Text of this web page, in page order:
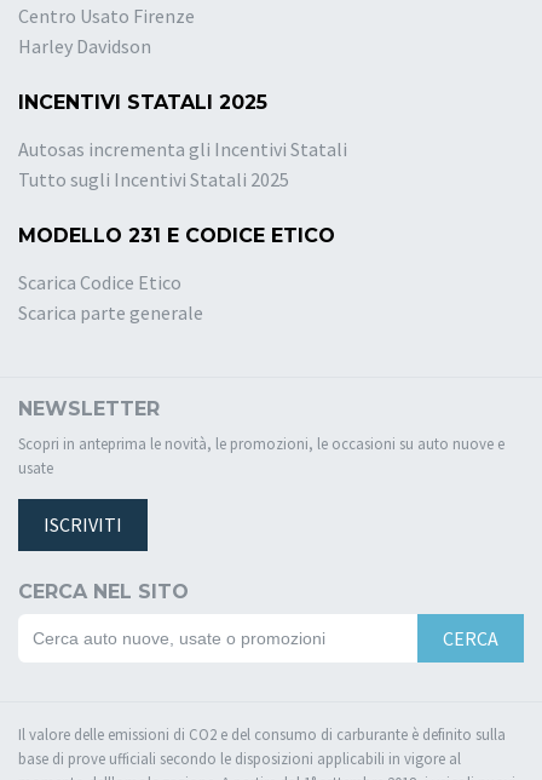
Centro Usato Firenze
Harley Davidson
INCENTIVI STATALI 2025
Autosas incrementa gli Incentivi Statali
Tutto sugli Incentivi Statali 2025
MODELLO 231 E CODICE ETICO
Scarica Codice Etico
Scarica parte generale
NEWSLETTER
Scopri in anteprima le novità, le promozioni, le occasioni su auto nuove e
usate
ISCRIVITI
CERCA NEL SITO
CERCA
Il valore delle emissioni di CO2 e del consumo di carburante è definito sulla
base di prove ufficiali secondo le disposizioni applicabili in vigore al